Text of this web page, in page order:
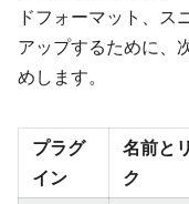
ドフォーマット、ス
アップするために、
めします。
プラグ
イン
名前と
ク